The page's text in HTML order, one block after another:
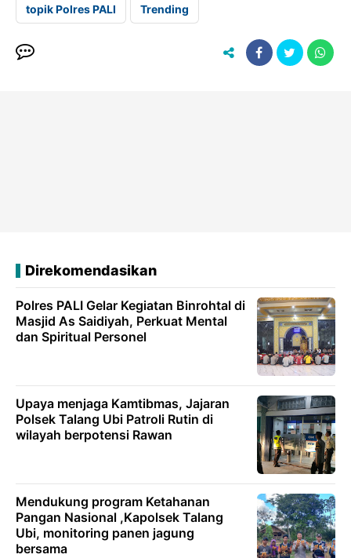
topik Polres PALI Trending
Direkomendasikan
Polres PALI Gelar Kegiatan Binrohtal di
Masjid As Saidiyah, Perkuat Mental
dan Spiritual Personel
Upaya menjaga Kamtibmas, Jajaran
Polsek Talang Ubi Patroli Rutin di
wilayah berpotensi Rawan
Mendukung program Ketahanan
Pangan Nasional ,Kapolsek Talang
Ubi, monitoring panen jagung
bersama